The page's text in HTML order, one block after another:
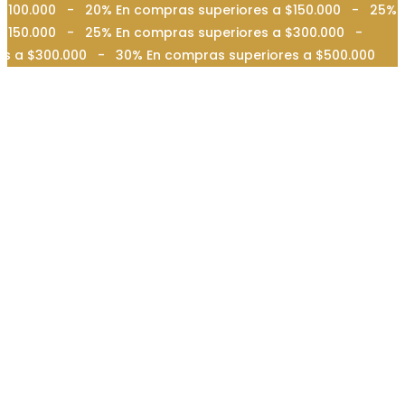
$100.000 - 20% En compras superiores a $150.000 - 25%
$150.000 - 25% En compras superiores a $300.000 -
a $300.000 - 30% En compras superiores a $500.000